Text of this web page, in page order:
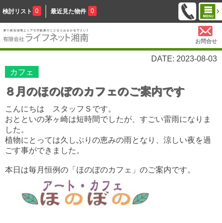
検討リスト 0 最近見た物件 0
お問合せ
DATE: 2023-08-03
カフェ
８月のほのぼのカフェのご案内です
こんにちは スタッフＳです。
おとといの茅ヶ崎は短時間でしたが、すごい雷雨になりま
した。
植物にとっては久しぶりの恵みの雨となり、涼しい夜を過
ごす事ができました。
本日は毎月恒例の「ほのぼのカフェ」のご案内です。